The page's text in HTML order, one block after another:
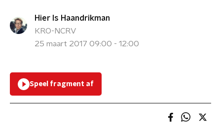
Hier Is Haandrikman
KRO-NCRV
25 maart 2017 09:00 - 12:00
Speel fragment af